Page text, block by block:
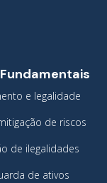
e legalidade
de riscos
de ilegalidades
de ativos